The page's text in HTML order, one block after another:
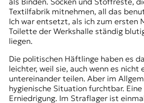
Textilfabrik mitnehmen, all das
Ich war entsetzt, als ich zum ersten
Toilette der Werkshalle ständig
liegen.
Die politischen Häftlinge haben es
leichter, weil sie, auch wenn es nicht
untereinander teilen. Aber im
hygienische Situation furchtbar. Eine
Erniedrigung. Im Straflager ist